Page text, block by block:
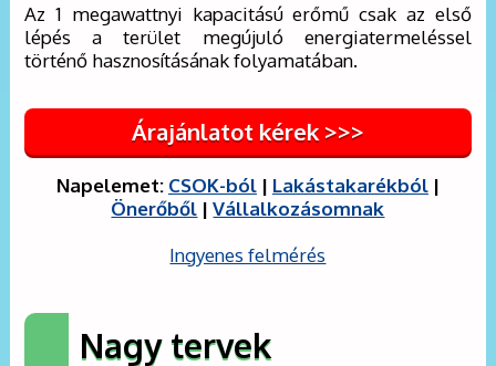
Az 1 megawattnyi kapacitású erőmű csak az első
lépés a terület megújuló energiatermeléssel
történő hasznosításának folyamatában.
Árajánlatot kérek >>>
Napelemet: CSOK-ból| Lakástakarékból|
Önerőből |Vállalkozásomnak
Ingyenes felmérés
Nagy tervek